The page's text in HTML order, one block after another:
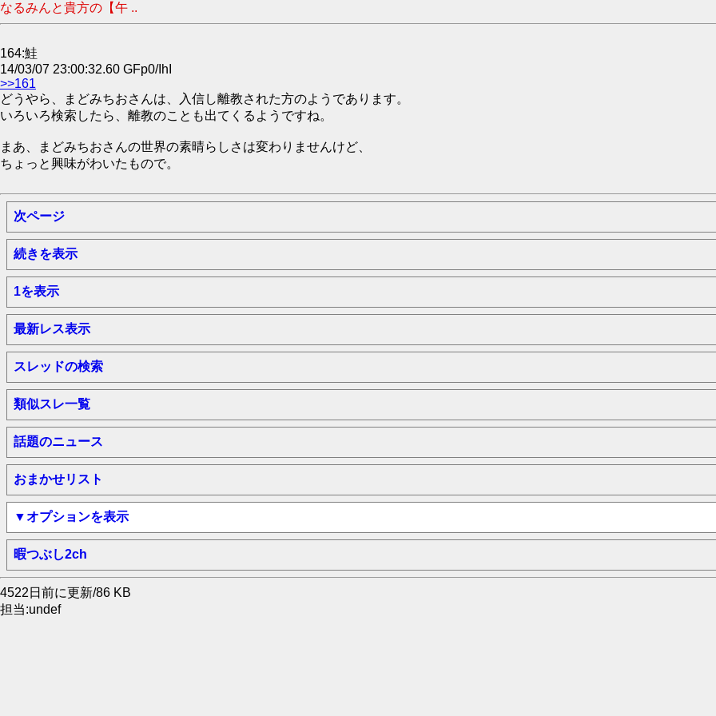
なるみんと貴方の【午 ..
164:鮭
14/03/07 23:00:32.60 GFp0/IhI
>>161
どうやら、まどみちおさんは、入信し離教された方のようであります。
いろいろ検索したら、離教のことも出てくるようですね。
まあ、まどみちおさんの世界の素晴らしさは変わりませんけど、
ちょっと興味がわいたもので。
次ページ
続きを表示
1を表示
最新レス表示
スレッドの検索
類似スレ一覧
話題のニュース
おまかせリスト
▼オプションを表示
暇つぶし2ch
4522日前に更新/86 KB
担当:undef